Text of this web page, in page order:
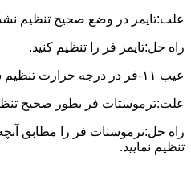
علت:تایمر در وضع صحیح تنظیم
راه حل:تایمر فر را تنظیم کنید.
عیب ۱۱-فر در درجه حرارت تنظیم شده نگهداری نمی شود.
علت:ترموستات فر بطور صحیح
راه حل:ترموستات فر را مطابق
تنظیم نمایید.